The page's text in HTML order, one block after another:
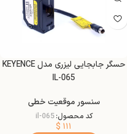
حسگر جابجایی لیزری مدل KEYENCE
IL-065
سنسور موقعیت خطی
کد محصول:il-065
$ ۱۱۱